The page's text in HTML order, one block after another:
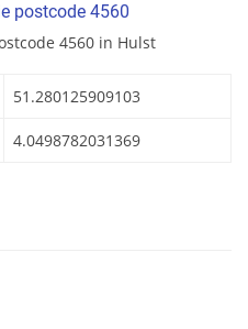
postcode 4560
4560 in Hulst
51.280125909103
4.0498782031369